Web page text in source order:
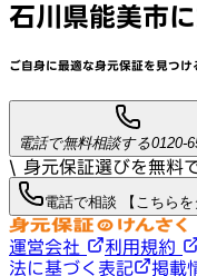
石川県能美市
ご自身に最適な身元保証を見つけ
電話で無料相談する0120-
\ 身元保証選びを無料
電話で相談 【こちらを
運営会社 利用規約
法に基づく表記
掲載